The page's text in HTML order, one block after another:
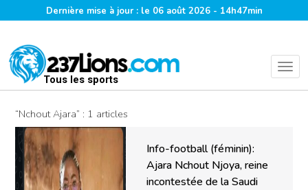
Dernière mise à jour : le 06 août 2026 - 14h47min
Tous les sports
“Nchout Ajara” : 1 articles
Info-football (féminin):
Ajara Nchout Njoya, reine
incontestée de la Saudi